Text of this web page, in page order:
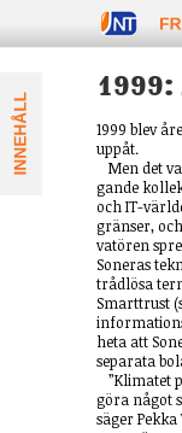
FRAMTIDEN äR NU
1999 blev
uppåt.
Men det
gande
och IT-
gränser,
vatören
Son­eras
trådlösa
Smart­trust
heta att
sepa­rata
”Klimatet
göra något
säger